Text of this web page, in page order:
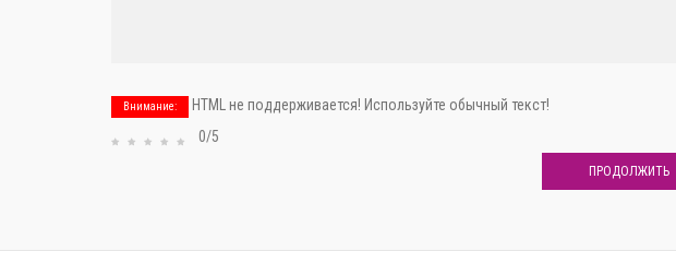
Внимание:
HTML не поддерживается! Используйте обычный текст!
0/5
ПРОДОЛЖИТЬ